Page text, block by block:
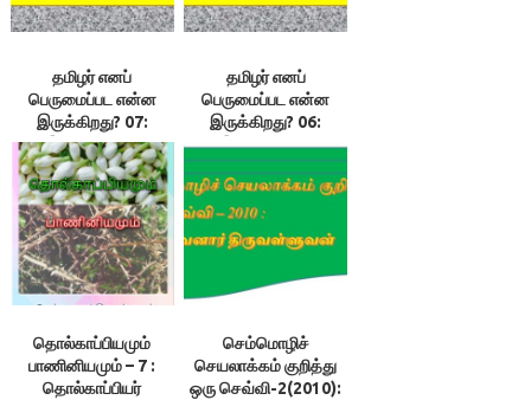
தமிழர் எனப்
பெருமைப்பட என்ன
இருக்கிறது? 07:
இலக்குவனார்
திருவள்ளுவன்
தமிழர் எனப்
பெருமைப்பட என்ன
இருக்கிறது? 06:
இலக்குவனார்
திருவள்ளுவன்
தொல்காப்பியமும்
பாணினியமும் – 7 :
தொல்காப்பியர்
செம்மொழிச்
செயலாக்கம் குறித்து
ஒரு செவ்வி-2(2010):